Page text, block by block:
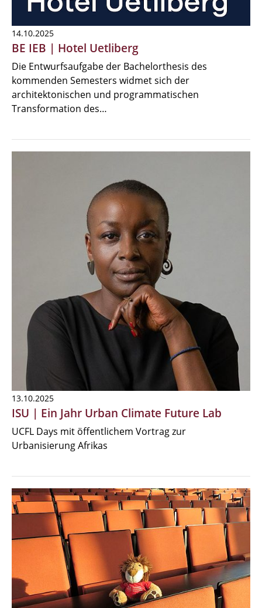
14.10.2025
BE IEB | Hotel Uetliberg
Die Entwurfsaufgabe der Bachelorthesis des
kommenden Semesters widmet sich der
architektonischen und programmatischen
Transformation des…
13.10.2025
ISU | Ein Jahr Urban Climate Future Lab
UCFL Days mit öffentlichem Vortrag zur
Urbanisierung Afrikas